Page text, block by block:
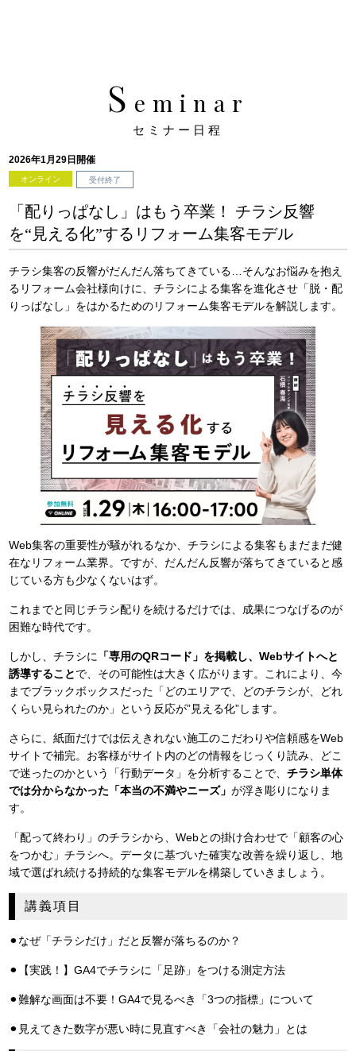
S eminar
セミナー日程
2026年1月29日開催
オンライン 受付終了
「配りっぱなし」はもう卒業！ チラシ反響
を“見える化”するリフォーム集客モデル
チラシ集客の反響がだんだん落ちてきている…そんなお悩みを抱え
るリフォーム会社様向けに、チラシによる集客を進化させ「脱・配
りっぱなし」をはかるためのリフォーム集客モデルを解説します。
Web集客の重要性が騒がれるなか、チラシによる集客もまだまだ健
在なリフォーム業界。ですが、だんだん反響が落ちてきていると感
じている方も少なくないはず。
これまでと同じチラシ配りを続けるだけでは、成果につなげるのが
困難な時代です。
しかし、チラシに
「専用のQRコード」を掲載し、Webサイトへと
誘導することで、その可能性は大きく広がります。これにより、今
までブラックボックスだった「どのエリアで、どのチラシが、どれ
くらい見られたのか」という反応が”見える化”します。
さらに、紙面だけでは伝えきれない施工のこだわりや信頼感をWeb
サイトで補完。お客様がサイト内のどの情報をじっくり読み、どこ
で迷ったのかという「行動データ」を分析することで、チラシ単体
では分からなかった「本当の不満やニーズ」が浮き彫りになりま
す。
「配って終わり」のチラシから、Webとの掛け合わせで「顧客の心
をつかむ」チラシへ。データに基づいた確実な改善を繰り返し、地
域で選ばれ続ける持続的な集客モデルを構築していきましょう。
講義項目
⚫︎なぜ「チラシだけ」だと反響が落ちるのか？
⚫︎【実践！】GA4でチラシに「足跡」をつける測定方法
⚫︎難解な画面は不要！GA4で見るべき「3つの指標」について
⚫︎見えてきた数字が悪い時に見直すべき「会社の魅力」とは